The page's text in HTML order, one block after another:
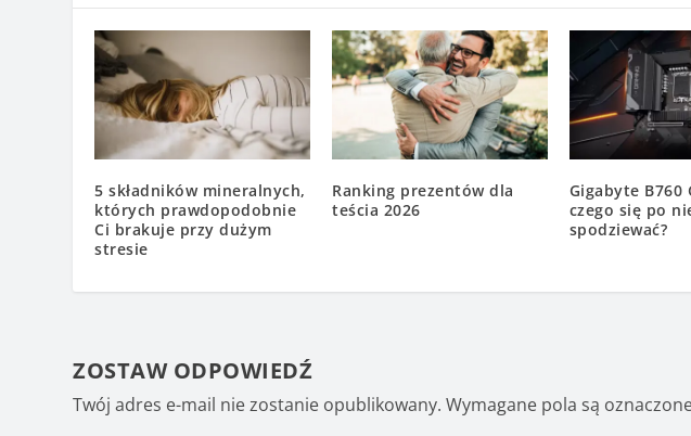
5 składników mineralnych,
których prawdopodobnie
Ci brakuje przy dużym
stresie
Ranking prezentów dla
teścia 2026
Gigabyte B760
czego się po
spodziewać?
ZOSTAW ODPOWIEDŹ
Twój adres e-mail nie zostanie opublikowany. Wymagane pola są